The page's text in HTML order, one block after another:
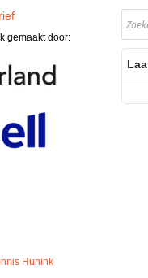
gemaakt door:
Hunink